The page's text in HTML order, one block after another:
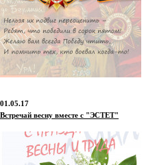
01.05.17
Встречай весну вместе с "ЭСТЕТ"